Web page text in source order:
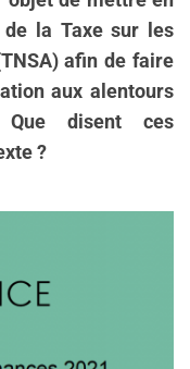
la Taxe sur les
afin de faire
aux alentours
Que disent ces
?